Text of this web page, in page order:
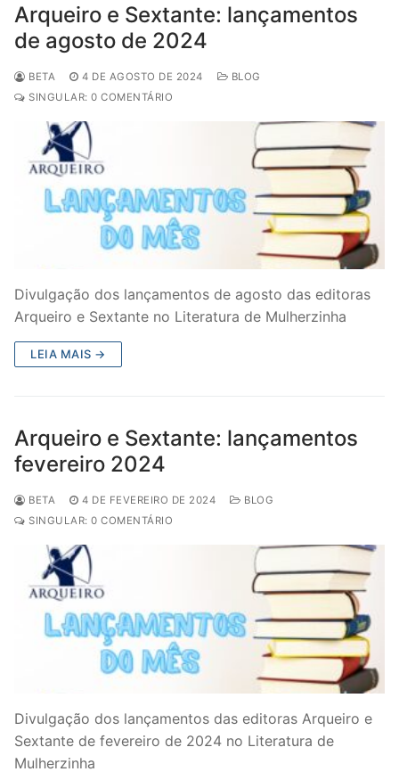
Arqueiro e Sextante: lançamentos
de agosto de 2024
BETA 4 DE AGOSTO DE 2024
BLOG
SINGULAR: 0 COMENTÁRIO
Divulgação dos lançamentos de agosto das editoras
Arqueiro e Sextante no Literatura de Mulherzinha
LEIA MAIS →
Arqueiro e Sextante: lançamentos
fevereiro 2024
BETA 4 DE FEVEREIRO DE 2024
BLOG
SINGULAR: 0 COMENTÁRIO
Divulgação dos lançamentos das editoras Arqueiro e
Sextante de fevereiro de 2024 no Literatura de
Mulherzinha